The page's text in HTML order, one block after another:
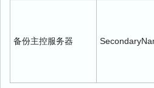
备份主控服务器